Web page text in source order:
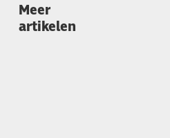
Meer
artikelen